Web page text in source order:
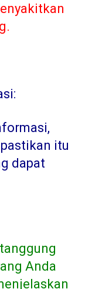
itu
dapat
Anda